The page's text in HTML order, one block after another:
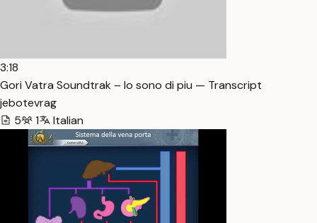
3:18
Gori Vatra Soundtrak – Io sono di piu — Transcript
jebotevrag
5
1 Italian